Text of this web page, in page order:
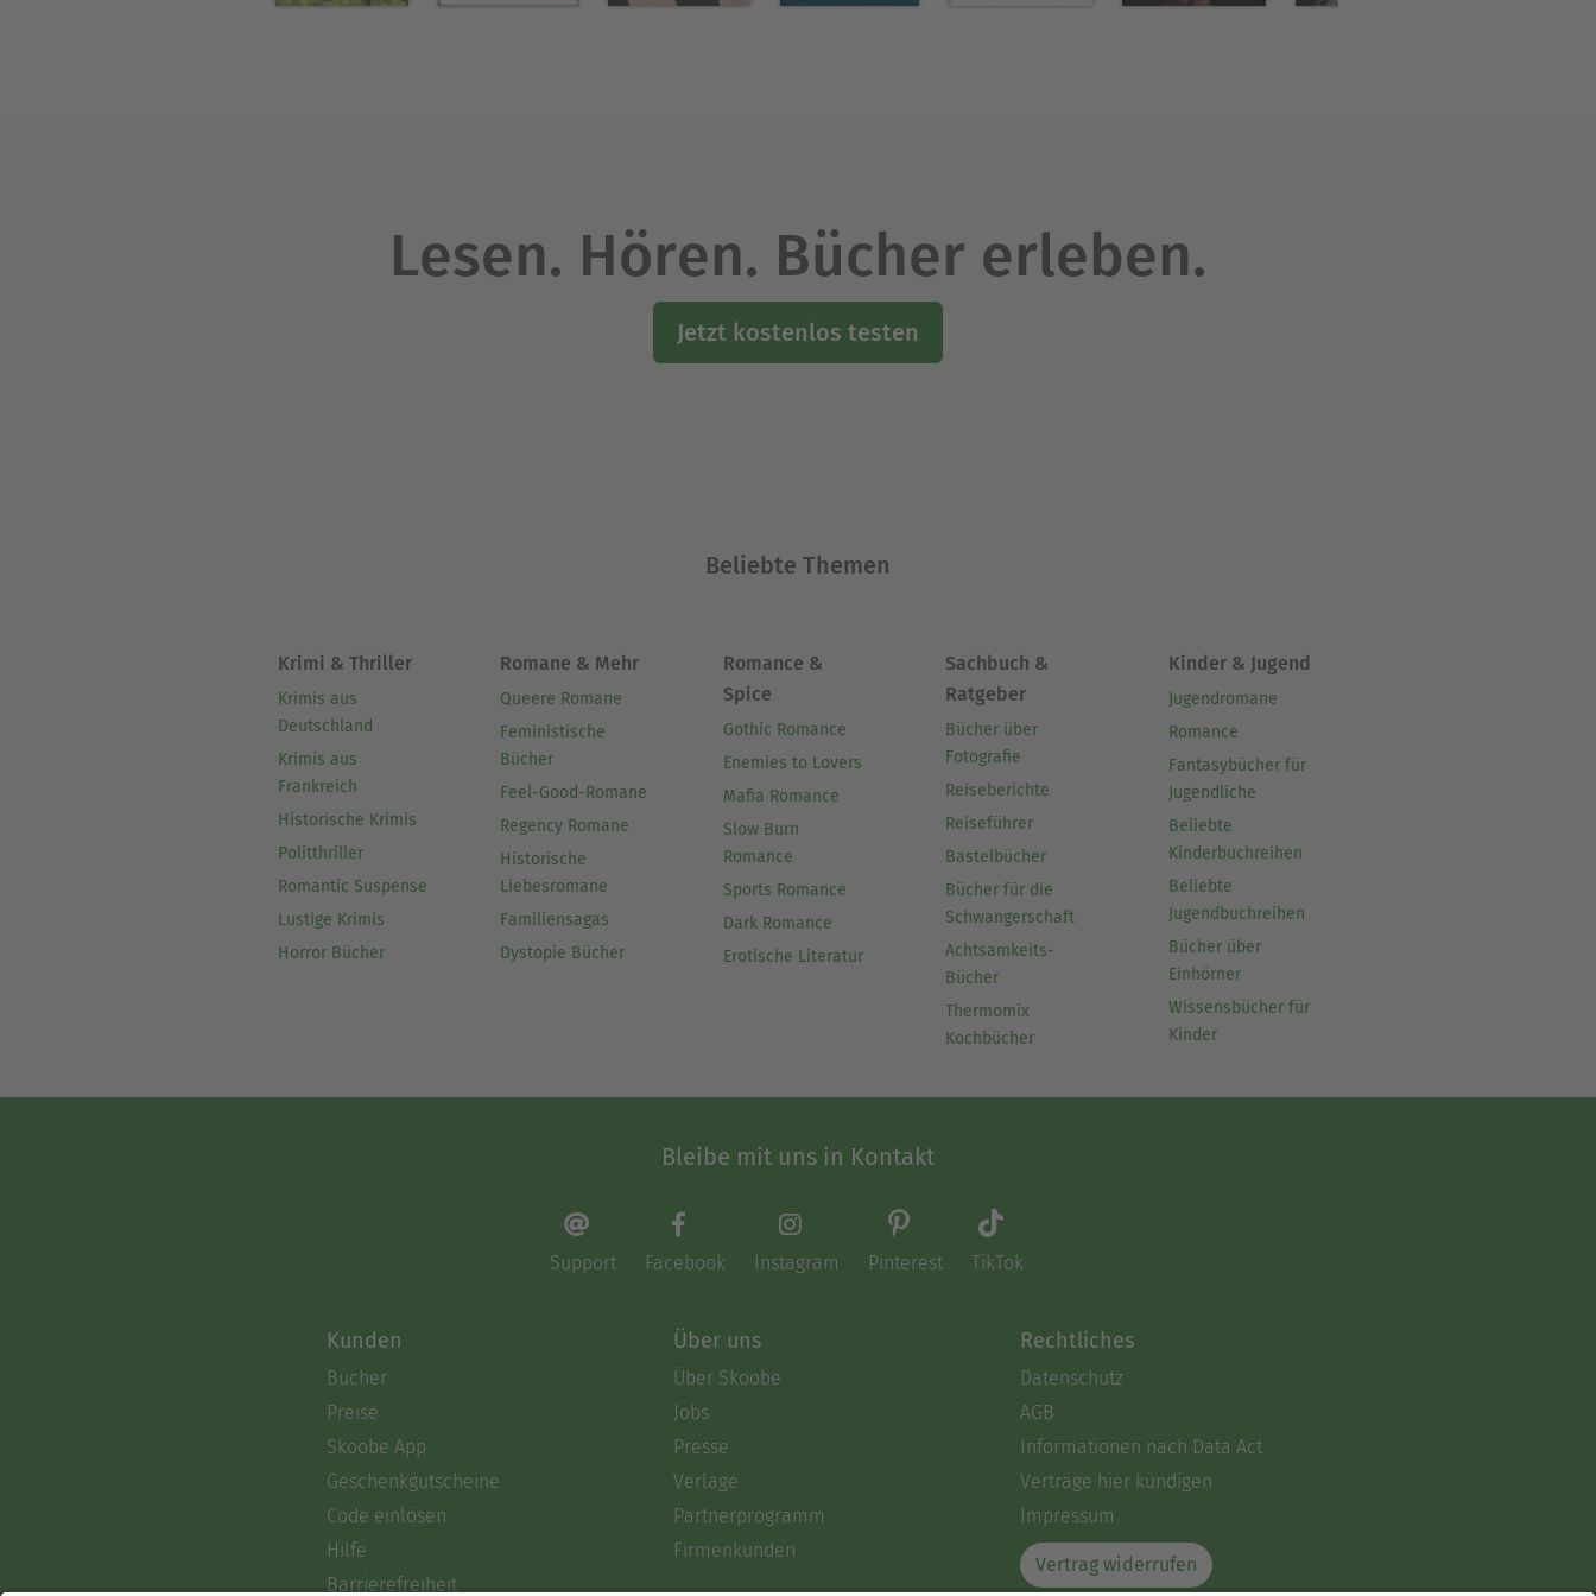
Lesen. Hören. Bücher erleben.
Jetzt kostenlos testen
Beliebte Themen
Krimi & Thriller
Krimis aus
Deutschland
Krimis aus
Frankreich
Historische Krimis
Politthriller
Romantic Suspense
Lustige Krimis
Horror Bücher
Romane & Mehr
Queere Romane
Feministische
Bücher
Feel-Good-Romane
Regency Romane
Historische
Liebesromane
Familiensagas
Dystopie Bücher
Romance &
Spice
Gothic Romance
Enemies to Lovers
Mafia Romance
Slow Burn
Romance
Sports Romance
Dark Romance
Erotische Literatur
Sachbuch &
Ratgeber
Bücher über
Fotografie
Reiseberichte
Reiseführer
Bastelbücher
Bücher für die
Schwangerschaft
Achtsamkeits-
Bücher
Thermomix
Kochbücher
Kinder & Jugend
Jugendromane
Romance
Fantasybücher für
Jugendliche
Beliebte
Kinderbuchreihen
Beliebte
Jugendbuchreihen
Bücher über
Einhörner
Wissensbücher für
Kinder
Bleibe mit uns in Kontakt
Support Facebook Instagram Pinterest TikTok
Kunden
Bücher
Preise
Skoobe App
Geschenkgutscheine
Code einlösen
Hilfe
Barrierefreiheit
Über uns
Über Skoobe
Jobs
Presse
Verlage
Partnerprogramm
Firmenkunden
Rechtliches
Datenschutz
AGB
Informationen nach Data Act
Verträge hier kündigen
Impressum
Vertrag widerrufen